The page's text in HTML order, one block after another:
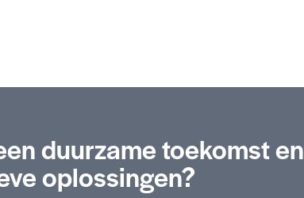
duurzame toekomst en
oplossingen?